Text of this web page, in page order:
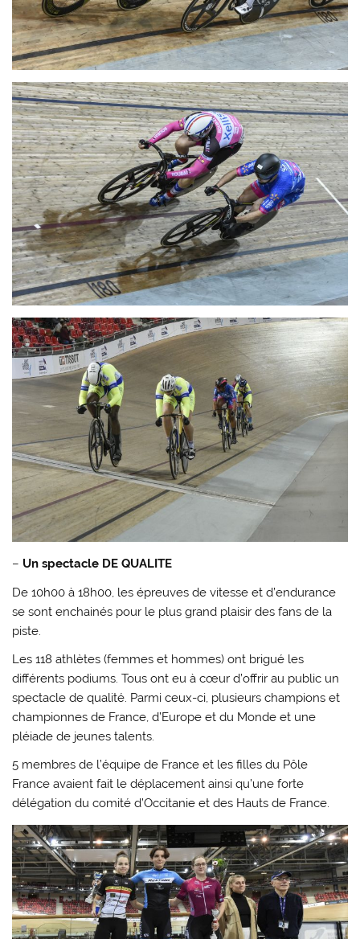
– Un spectacle DE QUALITE
De 10h00 à 18h00, les épreuves de vitesse et d’endurance
se sont enchainés pour le plus grand plaisir des fans de la
piste.
Les 118 athlètes (femmes et hommes) ont brigué les
différents podiums. Tous ont eu à cœur d’offrir au public un
spectacle de qualité. Parmi ceux-ci, plusieurs champions et
championnes de France, d’Europe et du Monde et une
pléiade de jeunes talents.
5 membres de l’équipe de France et les filles du Pôle
France avaient fait le déplacement ainsi qu’une forte
délégation du comité d’Occitanie et des Hauts de France.